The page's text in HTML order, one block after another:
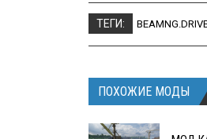
ТЕГИ:
ПОХОЖИЕ МОДЫ